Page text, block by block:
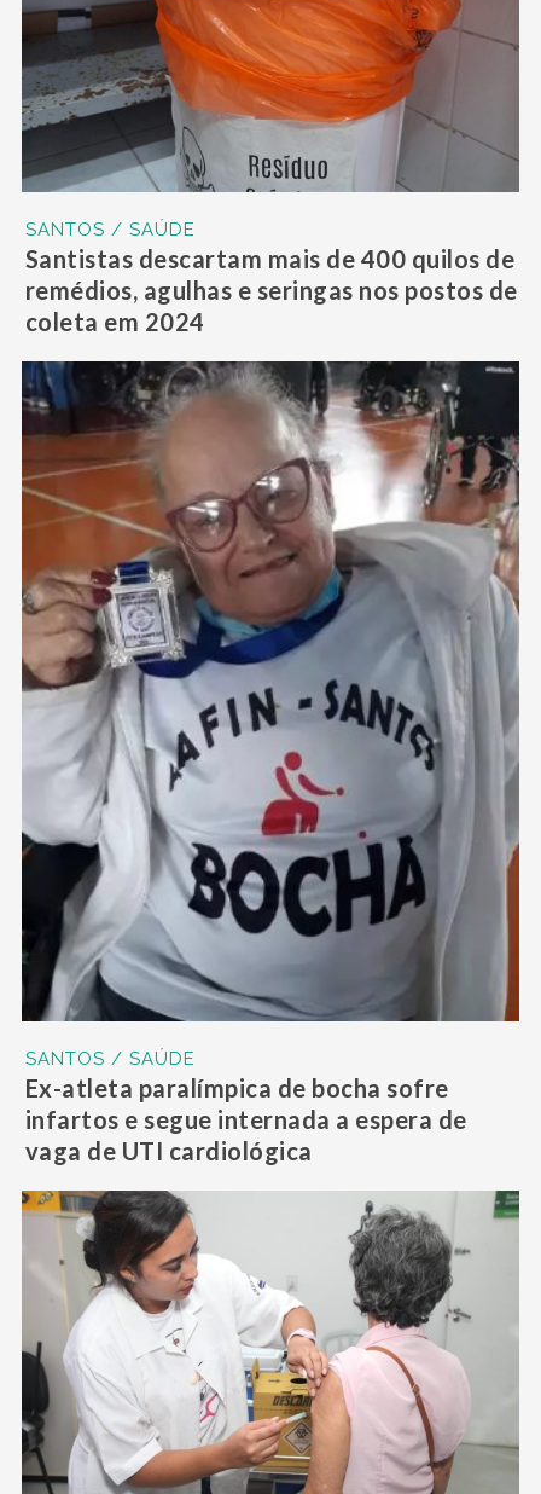
SANTOS / SAÚDE
Santistas descartam mais de 400 quilos de
remédios, agulhas e seringas nos postos de
coleta em 2024
SANTOS / SAÚDE
Ex-atleta paralímpica de bocha sofre
infartos e segue internada a espera de
vaga de UTI cardiológica